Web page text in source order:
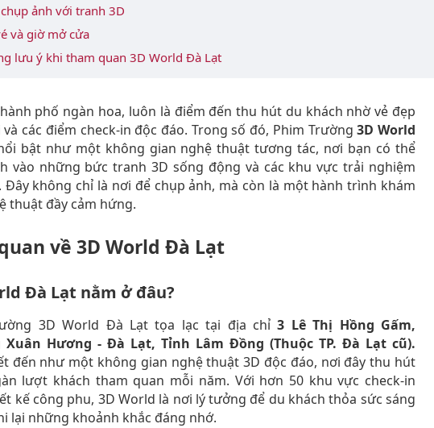
ảnh với tranh 3D
và giờ mở cửa
lưu ý khi tham quan 3D World Đà Lạt
phố ngàn hoa, luôn là điểm đến thu hút du khách nhờ vẻ đẹp
các điểm check-in độc đáo. Trong số đó, Phim Trường3D World
bật như một không gian nghệ thuật tương tác, nơi bạn có thể
vào những bức tranh 3D sống động và các khu vực trải nghiệm
Đây không chỉ là nơi để chụp ảnh, mà còn là một hành trình khám
thuật đầy cảm hứng.
về 3D World Đà Lạt
Đà Lạt nằm ở đâu?
3D World Đà Lạt tọa lạc tại địa chỉ3 Lê Thị Hồng Gấm,
Xuân Hương - Đà Lạt, Tỉnh Lâm Đồng (Thuộc TP. Đà Lạt cũ).
đến như một không gian nghệ thuật 3D độc đáo, nơi đây thu hút
lượt khách tham quan mỗi năm. Với hơn 50 khu vực check-in
kế công phu, 3D World là nơi lý tưởng để du khách thỏa sức sáng
lại những khoảnh khắc đáng nhớ.